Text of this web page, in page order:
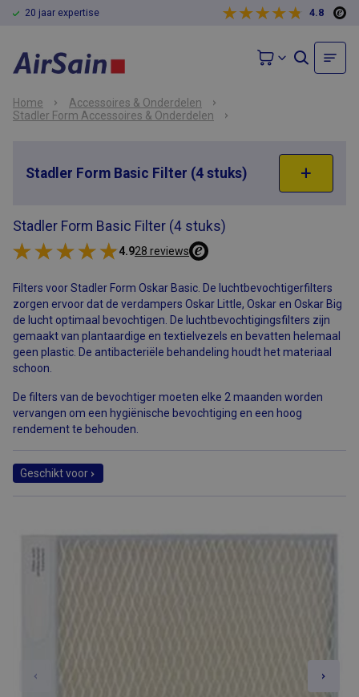
20 jaar expertise 4.8
Home
Accessoires & Onderdelen
Stadler Form Accessoires & Onderdelen
Stadler Form Basic Filter (4 stuks)
Stadler Form Basic Filter (4 stuks)
4.928 reviews
Filters voor Stadler Form Oskar Basic. De luchtbevochtigerfilters
zorgen ervoor dat de verdampers Oskar Little, Oskar en Oskar Big
de lucht optimaal bevochtigen. De luchtbevochtigingsfilters zijn
gemaakt van plantaardige en textielvezels en bevatten helemaal
geen plastic. De antibacteriële behandeling houdt het materiaal
schoon.
De filters van de bevochtiger moeten elke 2 maanden worden
vervangen om een hygiënische bevochtiging en een hoog
rendement te behouden.
Geschikt voor